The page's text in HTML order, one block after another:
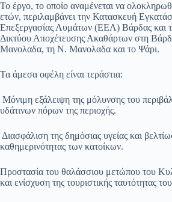
​Το έργο, το οποίο αναμένεται να
ετών, περιλαμβάνει την Κατασκευή
Επεξεργασίας Λυμάτων (ΕΕΛ) Βάρδας και
Δικτύου Αποχέτευσης Ακαθάρτων στη
Μανολαδα, τη Ν. Μανολαδα και το Ψάρι.
Τα άμεσα οφέλη είναι τεράστια:
Μόνιμη εξάλειψη της μόλυνσης του
υδάτινων πόρων της περιοχής.
Διασφάλιση της δημόσιας υγείας και
καθημερινότητας των κατοίκων.
​Προστασία του θαλάσσιου μετώπου του
και ενίσχυση της τουριστικής ταυτότητας